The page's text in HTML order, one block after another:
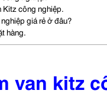
Kitz công nghiệp.
giá rẻ ở đâu?
hàng.
van kitz